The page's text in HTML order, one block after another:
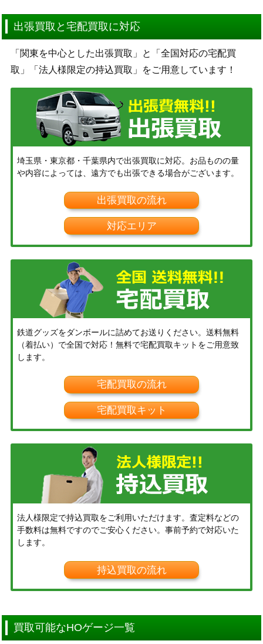
出張買取と宅配買取に対応
「関東を中心とした出張買取」と「全国対応の宅配買
取」「法人様限定の持込買取」をご用意しています！
埼玉県・東京都・千葉県内で出張買取に対応。お品ものの量
や内容によっては、遠方でも出張できる場合がございます。
出張買取の流れ
対応エリア
鉄道グッズをダンボールに詰めてお送りください。送料無料
（着払い）で全国で対応！無料で宅配買取キットをご用意致
します。
宅配買取の流れ
宅配買取キット
法人様限定で持込買取をご利用いただけます。査定料などの
手数料は無料ですのでご安心ください。事前予約で対応いた
します。
持込買取の流れ
買取可能なHOゲージ一覧